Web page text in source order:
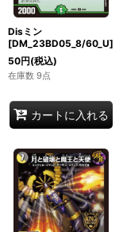
Disミン
[DM_23BD05_8/60_U]
50円(税込)
在庫数 9点
カートに入れる